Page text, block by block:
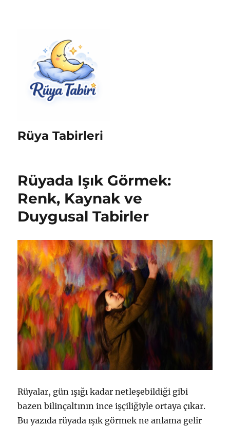
Rüya Tabirleri
Rüyada Işık Görmek:
Renk, Kaynak ve
Duygusal Tabirler
Rüyalar, gün ışığı kadar netleşebildiği gibi
bazen bilinçaltının ince işçiliğiyle ortaya çıkar.
Bu yazıda rüyada ışık görmek ne anlama gelir